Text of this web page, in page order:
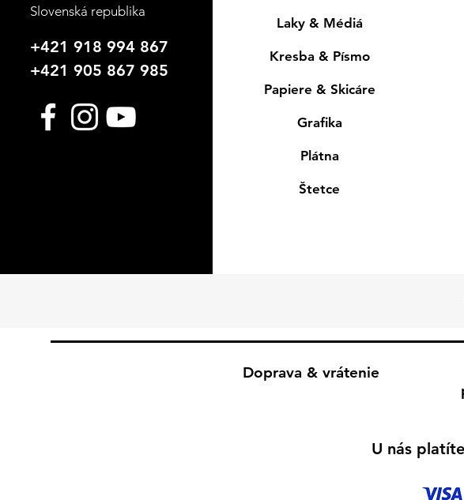
Slovenská republika
+421 918 994 867
+421 905 867 985
Laky & Médiá
Kresba & Písmo
Papiere & Skicáre
Grafika
Plátna
Štetce
Doprava & vrátenie
U nás